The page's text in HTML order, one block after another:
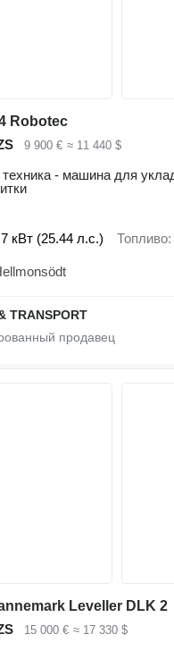
Robotec
9 900 € ≈ 11 440 $
- машина для
кВт (25.44 л.с.) Топливо
TRANSPORT
Leveller DLK 2
15 000 € ≈ 17 330 $